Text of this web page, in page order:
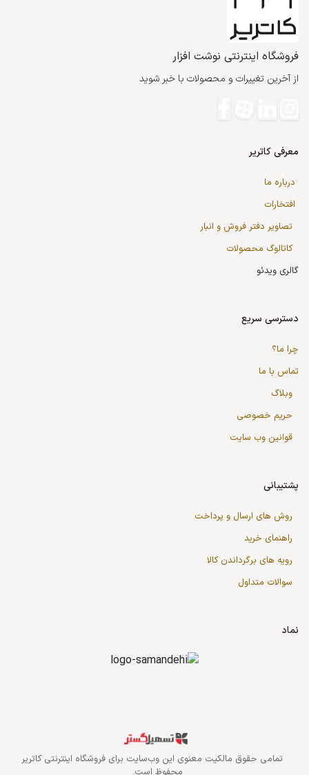
فروشگاه اینترنتی نوشت افزار
از آخرین تغییرات و محصولات با خبر شوید
معرفی کاتریر
درباره ما
افتخارات
تصاویر دفتر فروش و انبار
کاتالوگ محصولات
گالری ویدئو
دسترسی سریع
چرا ما؟
تماس با ما
وبلاگ
حریم خصوصی
قوانین وب سایت
پشتیبانی
روش های ارسال و پرداخت
راهنمای خرید
رویه های برگرداندن کالا
سوالات متداول
نماد
تمامی حقوق مالکیت معنوی این وب‌سایت برایفروشگاه اینترنتی کاتریر